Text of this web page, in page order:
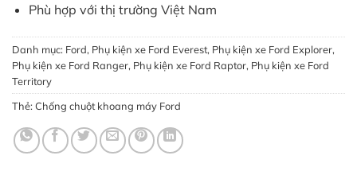
Phù hợp với thị trường Việt Nam
Danh mục: Ford, Phụ kiện xe Ford Everest, Phụ kiện xe Ford Explorer,
Phụ kiện xe Ford Ranger, Phụ kiện xe Ford Raptor, Phụ kiện xe Ford
Territory
Thẻ: Chống chuột khoang máy Ford